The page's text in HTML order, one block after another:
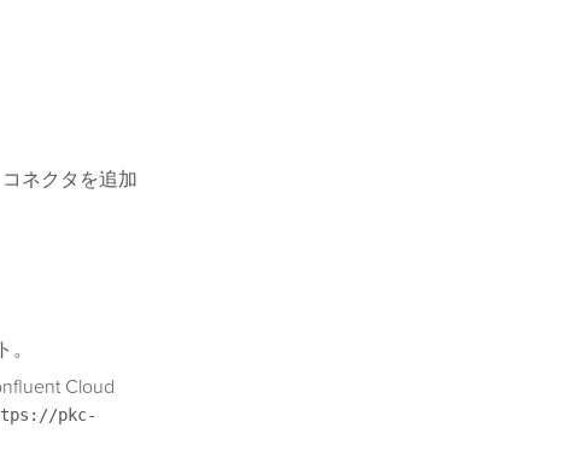
ネクタを追加
Cloud
pkc-